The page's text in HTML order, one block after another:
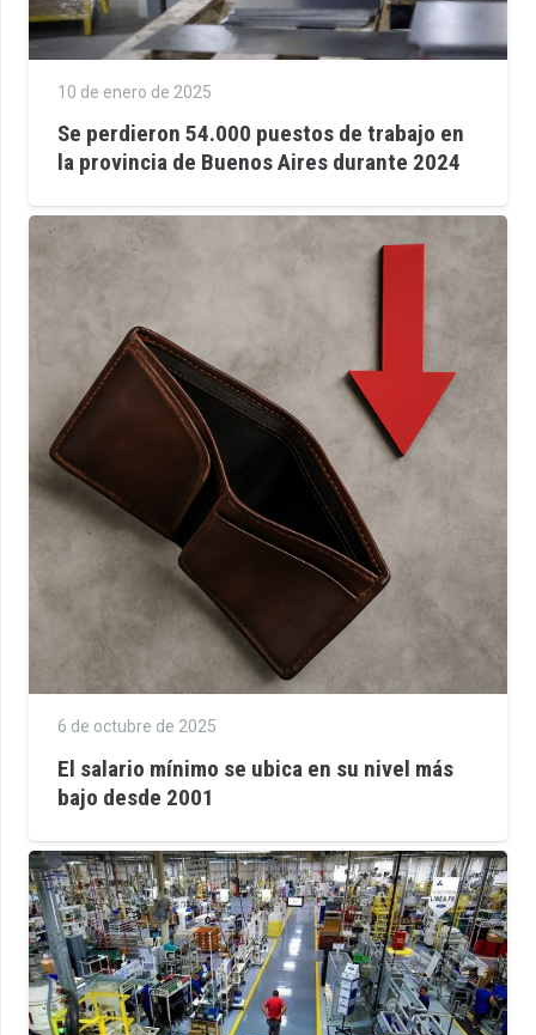
10 de enero de 2025
Se perdieron 54.000 puestos de trabajo en
la provincia de Buenos Aires durante 2024
6 de octubre de 2025
El salario mínimo se ubica en su nivel más
bajo desde 2001